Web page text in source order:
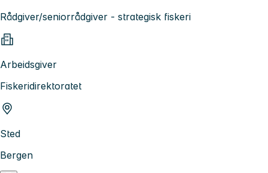
Rådgiver/seniorrådgiver - strategisk fiskeri
Arbeidsgiver
Fiskeridirektoratet
Sted
Bergen